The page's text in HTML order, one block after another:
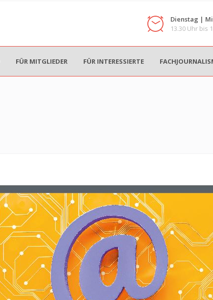
Dienstag |
13.30 Uhr bis
FÜR MITGLIEDER FÜR INTERESSIERTE